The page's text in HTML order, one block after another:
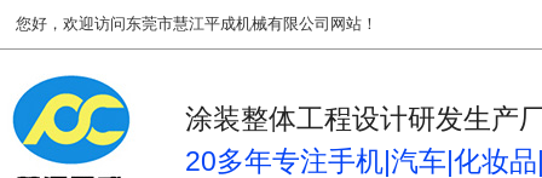
您好，欢迎访问东莞市慧江平成机械有限公司网站！
涂装整体工程设计研发生产
20多年专注手机|汽车|化妆